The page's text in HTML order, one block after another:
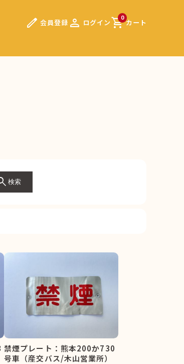
edit 会員登録 person ログイン 0
shopping_cartカート
検索
禁煙プレート：熊本200か730
号車（産交バス/木山営業所）